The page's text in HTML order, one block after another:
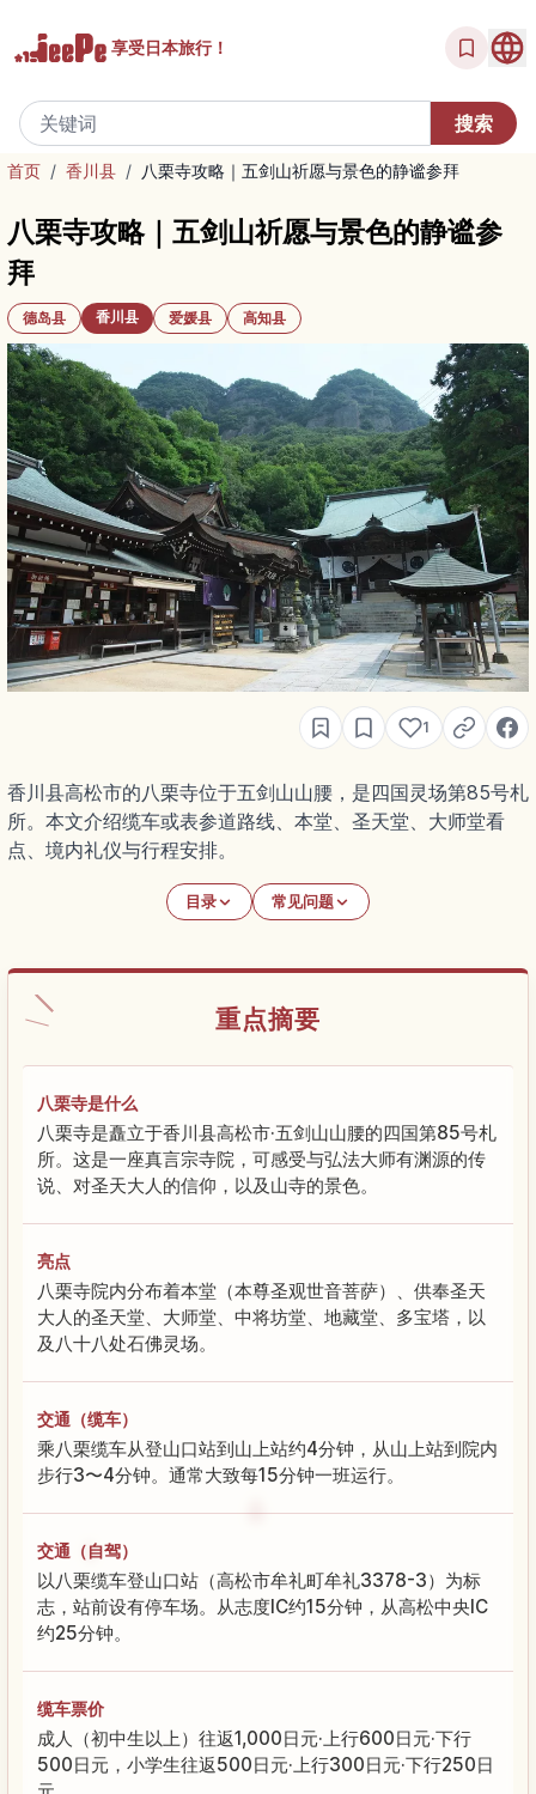
享受日本旅行！
首页 / 香川县 / 八栗寺攻略｜五剑山祈愿与景色的静谧参拜
八栗寺攻略｜五剑山祈愿与景色的静谧参
拜
德岛县 香川县 爱媛县 高知县
1
香川县高松市的八栗寺位于五剑山山腰，是四国灵场第85号札
所。本文介绍缆车或表参道路线、本堂、圣天堂、大师堂看
点、境内礼仪与行程安排。
目录 常见问题
重点摘要
八栗寺是什么
八栗寺是矗立于香川县高松市·五剑山山腰的四国第85号札
所。这是一座真言宗寺院，可感受与弘法大师有渊源的传
说、对圣天大人的信仰，以及山寺的景色。
亮点
八栗寺院内分布着本堂（本尊圣观世音菩萨）、供奉圣天
大人的圣天堂、大师堂、中将坊堂、地藏堂、多宝塔，以
及八十八处石佛灵场。
交通（缆车）
乘八栗缆车从登山口站到山上站约4分钟，从山上站到院内
步行3〜4分钟。通常大致每15分钟一班运行。
交通（自驾）
以八栗缆车登山口站（高松市牟礼町牟礼3378-3）为标
志，站前设有停车场。从志度IC约15分钟，从高松中央IC
约25分钟。
缆车票价
成人（初中生以上）往返1,000日元·上行600日元·下行
500日元，小学生往返500日元·上行300日元·下行250日